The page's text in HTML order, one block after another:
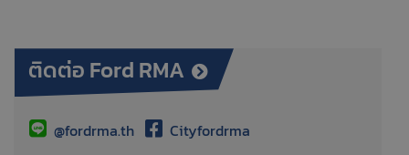
ติดต่อ Ford RMA
@fordrma.th Cityfordrma